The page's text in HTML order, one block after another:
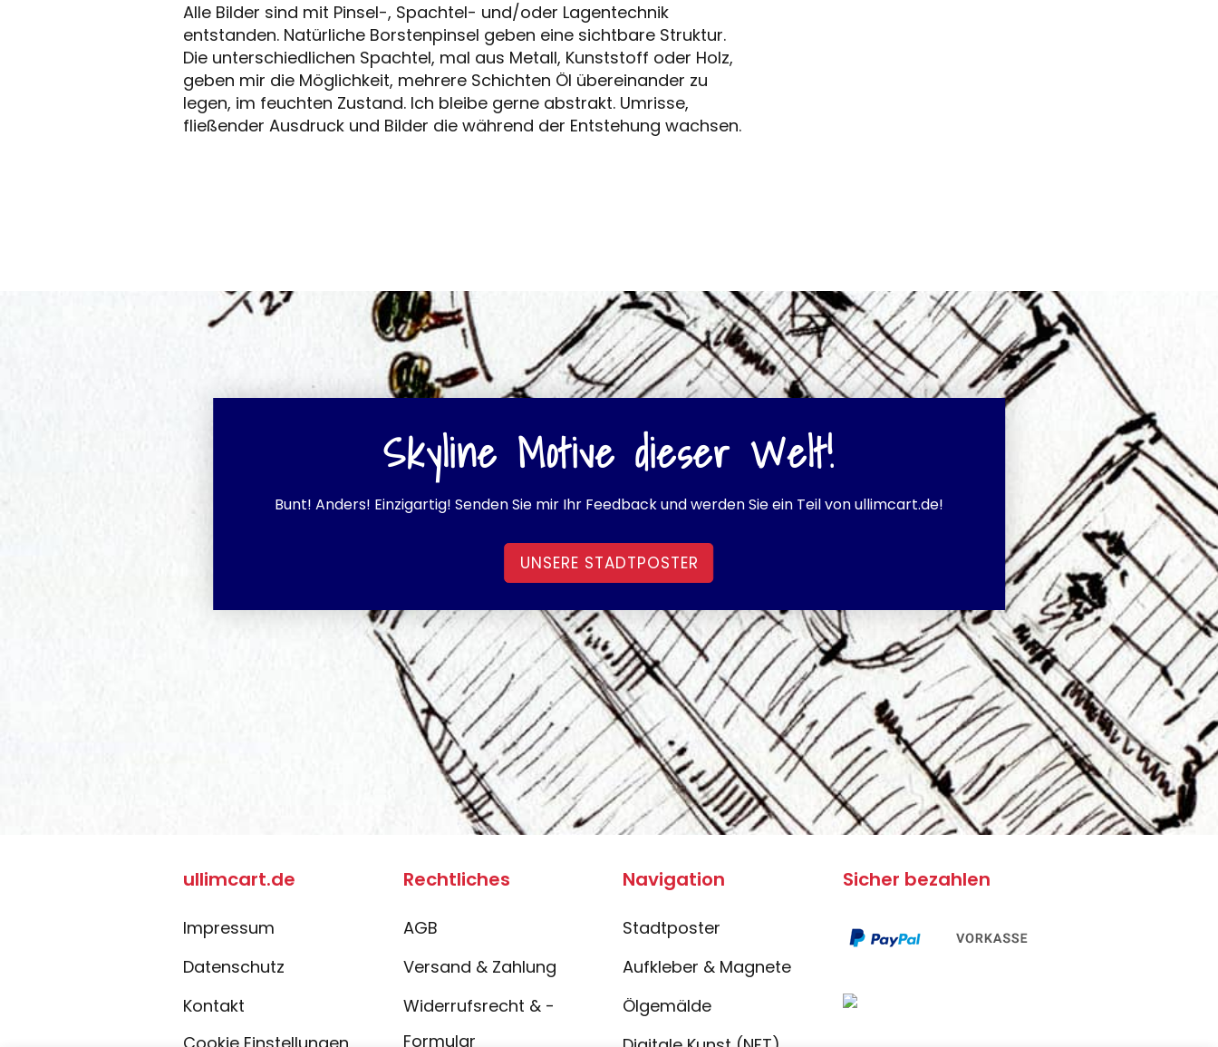
Alle Bilder sind mit Pinsel-, Spachtel- und/oder Lagentechnik
entstanden. Natürliche Borstenpinsel geben eine sichtbare Struktur.
Die unterschiedlichen Spachtel, mal aus Metall, Kunststoff oder Holz,
geben mir die Möglichkeit, mehrere Schichten Öl übereinander zu
legen, im feuchten Zustand. Ich bleibe gerne abstrakt. Umrisse,
fließender Ausdruck und Bilder die während der Entstehung wachsen.
Skyline Motive dieser Welt!
Bunt! Anders! Einzigartig! Senden Sie mir Ihr Feedback und werden Sie ein Teil von ullimcart.de!
UNSERE STADTPOSTER
ullimcart.de
Impressum
Datenschutz
Kontakt
Rechtliches
AGB
Versand & Zahlung
Widerrufsrecht & -
Formular
Navigation
Stadtposter
Aufkleber & Magnete
Ölgemälde
Sicher bezahlen